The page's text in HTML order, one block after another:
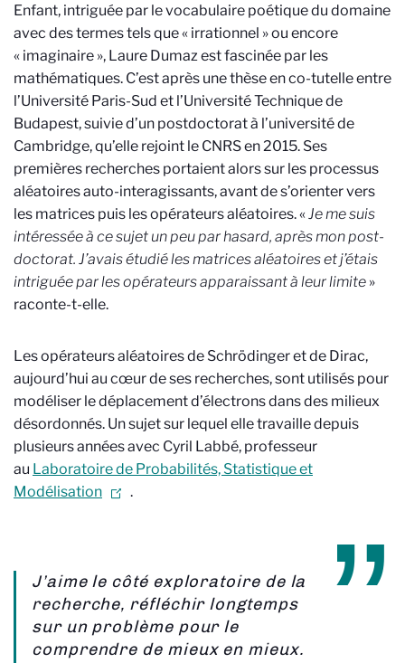
Enfant, intriguée par le vocabulaire poétique du domaine
avec des termes tels que « irrationnel » ou encore
« imaginaire », Laure Dumaz est fascinée par les
mathématiques. C’est après une thèse en co-tutelle entre
l’Université Paris-Sud et l’Université Technique de
Budapest, suivie d’un postdoctorat à l’université de
Cambridge, qu’elle rejoint le CNRS en 2015. Ses
premières recherches portaient alors sur les processus
aléatoires auto-interagissants, avant de s’orienter vers
les matrices puis les opérateurs aléatoires. « Je me suis
intéressée à ce sujet un peu par hasard, après mon post-
doctorat. J’avais étudié les matrices aléatoires et j’étais
intriguée par les opérateurs apparaissant à leur limite »
raconte-t-elle.
Les opérateurs aléatoires de Schrödinger et de Dirac,
aujourd’hui au cœur de ses recherches, sont utilisés pour
modéliser le déplacement d’électrons dans des milieux
désordonnés. Un sujet sur lequel elle travaille depuis
plusieurs années avec Cyril Labbé, professeur
au Laboratoire de Probabilités, Statistique et
Modélisation
.
J’aime le côté exploratoire de la
recherche, réfléchir longtemps
sur un problème pour le
comprendre de mieux en mieux.